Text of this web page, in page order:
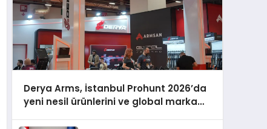
Derya Arms, İstanbul Prohunt 2026’da
yeni nesil ürünlerini ve global marka